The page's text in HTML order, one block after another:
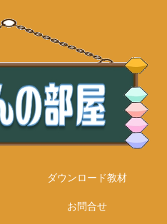
ダウンロード教材
お問合せ